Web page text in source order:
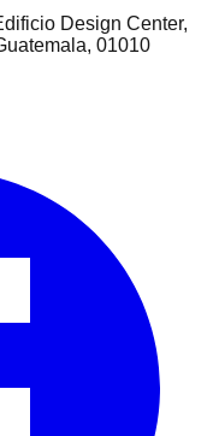
Design Center,
01010